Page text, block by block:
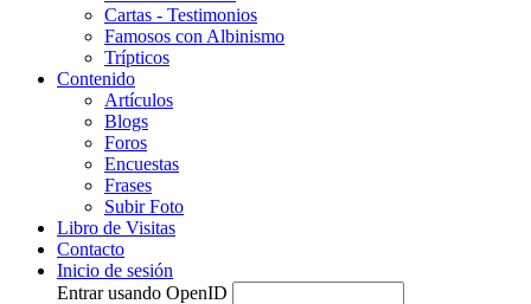
Cartas - Testimonios
Famosos con Albinismo
Trípticos
Contenido
Artículos
Blogs
Foros
Encuestas
Frases
Subir Foto
Libro de Visitas
Contacto
Inicio de sesión
Entrar usando OpenID